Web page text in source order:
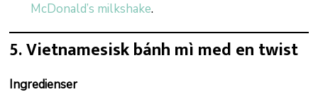
McDonald’s milkshake.
5. Vietnamesisk bánh mì med en twist
Ingredienser